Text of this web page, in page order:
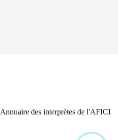
Annuaire des interprètes de l'AFICI